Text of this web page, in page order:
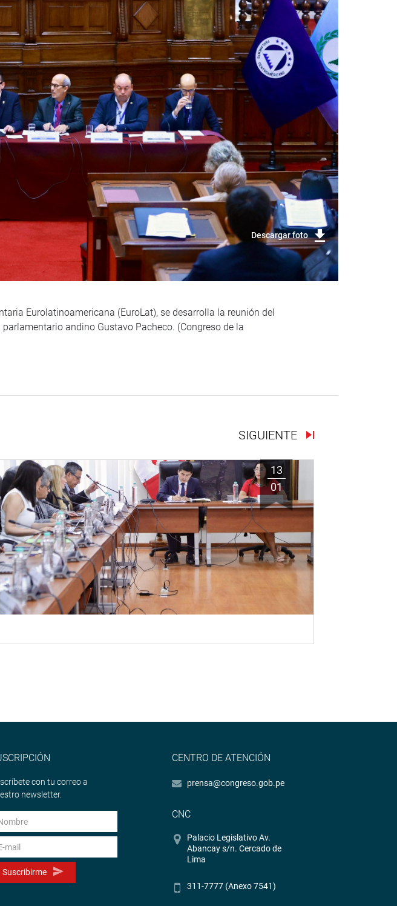
Descargar foto
Eurolatinoamericana (EuroLat), se desarrolla la reunión del
andino Gustavo Pacheco. (Congreso de la
SIGUIENTE
13
01
con tu correo a
newsletter.
Suscribirme
CENTRO DE ATENCIÓN
prensa@congreso.gob.pe
CNC
Palacio Legislativo Av.
Abancay s/n. Cercado de
Lima
311-7777 (Anexo 7541)